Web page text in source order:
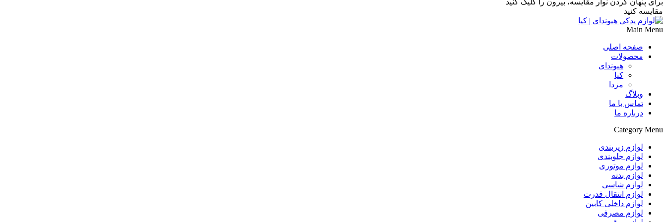
برای پنهان کردن نوار مقایسه، بیرون را کلیک کنید
مقایسه کنید
Main Menu
صفحه اصلی
محصولات
هیوندای
کیا
مزدا
وبلاگ
تماس با ما
درباره ما
Category Menu
لوازم زیربندی
لوازم جلوبندی
لوازم موتوری
لوازم بدنه
لوازم شاسی
لوازم انتقال قدرت
لوازم داخلی کابین
لوازم مصرفی